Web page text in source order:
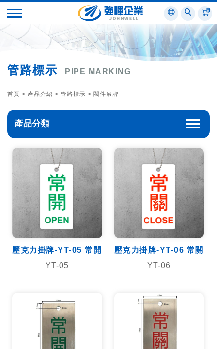
管路標示 PIPE MARKING
首頁 > 產品介紹 > 管路標示 > 閥件吊牌
產品分類
壓克力掛牌-YT-05 常開
YT-05
壓克力掛牌-YT-06 常關
YT-06